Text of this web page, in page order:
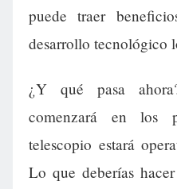
puede traer
desarrollo tecnológico
¿Y qué pasa
comenzará en los
telescopio estará
Lo que deberías